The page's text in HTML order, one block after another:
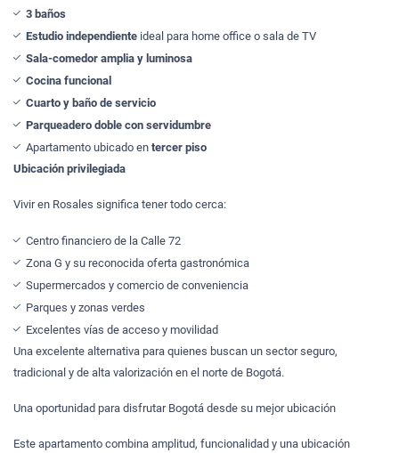
3 baños
Estudio independiente ideal para home office o sala de TV
Sala-comedor amplia y luminosa
Cocina funcional
Cuarto y baño de servicio
Parqueadero doble con servidumbre
Apartamento ubicado en tercer piso
Ubicación privilegiada
Vivir en Rosales significa tener todo cerca:
Centro financiero de la Calle 72
Zona G y su reconocida oferta gastronómica
Supermercados y comercio de conveniencia
Parques y zonas verdes
Excelentes vías de acceso y movilidad
Una excelente alternativa para quienes buscan un sector seguro,
tradicional y de alta valorización en el norte de Bogotá.
Una oportunidad para disfrutar Bogotá desde su mejor ubicación
Este apartamento combina amplitud, funcionalidad y una ubicación